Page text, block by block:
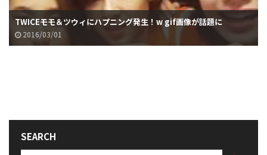
TWICEモモ＆ツウィにハプニング発生！w gif画像が話題に
2016/03/01
SEARCH